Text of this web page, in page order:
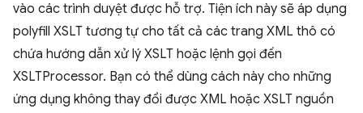
vào các trình duyệt được hỗ trợ. Tiện ích này sẽ áp dụng
polyfill XSLT tương tự cho tất cả các trang XML thô có
chứa hướng dẫn xử lý XSLT hoặc lệnh gọi đến
XSLTProcessor. Bạn có thể dùng cách này cho những
ứng dụng không thay đổi được XML hoặc XSLT nguồn